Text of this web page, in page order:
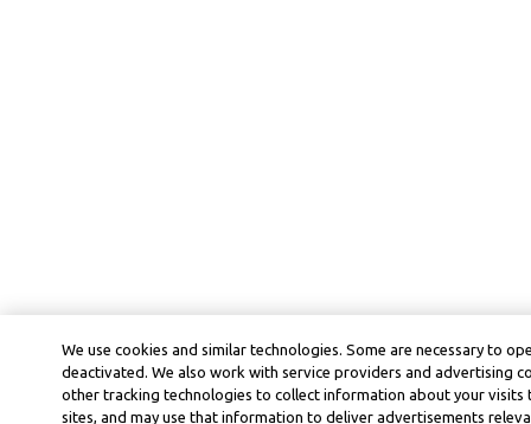
We use cookies and similar technologies. Some are necessary to
deactivated. We also work with service providers and advertising
other tracking technologies to collect information about your
sites, and may use that information to deliver advertisements